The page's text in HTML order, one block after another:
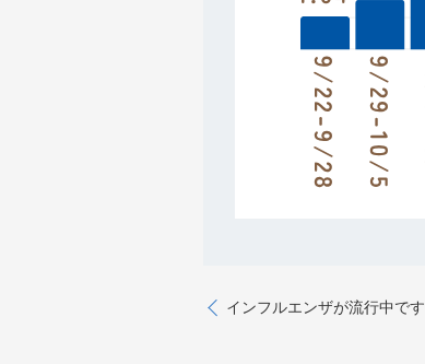
インフルエンザが流行中です